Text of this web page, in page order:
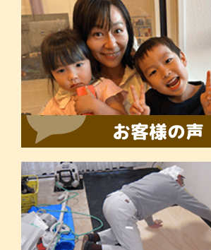
お客様の声